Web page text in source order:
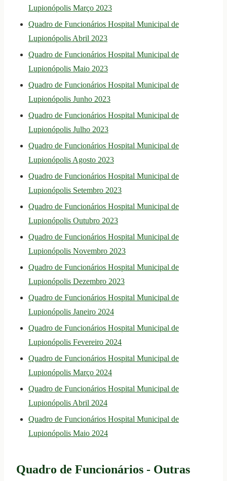
Lupionópolis Março 2023
Quadro de Funcionários Hospital Municipal de
Lupionópolis Abril 2023
Quadro de Funcionários Hospital Municipal de
Lupionópolis Maio 2023
Quadro de Funcionários Hospital Municipal de
Lupionópolis Junho 2023
Quadro de Funcionários Hospital Municipal de
Lupionópolis Julho 2023
Quadro de Funcionários Hospital Municipal de
Lupionópolis Agosto 2023
Quadro de Funcionários Hospital Municipal de
Lupionópolis Setembro 2023
Quadro de Funcionários Hospital Municipal de
Lupionópolis Outubro 2023
Quadro de Funcionários Hospital Municipal de
Lupionópolis Novembro 2023
Quadro de Funcionários Hospital Municipal de
Lupionópolis Dezembro 2023
Quadro de Funcionários Hospital Municipal de
Lupionópolis Janeiro 2024
Quadro de Funcionários Hospital Municipal de
Lupionópolis Fevereiro 2024
Quadro de Funcionários Hospital Municipal de
Lupionópolis Março 2024
Quadro de Funcionários Hospital Municipal de
Lupionópolis Abril 2024
Quadro de Funcionários Hospital Municipal de
Lupionópolis Maio 2024
Quadro de Funcionários - Outras